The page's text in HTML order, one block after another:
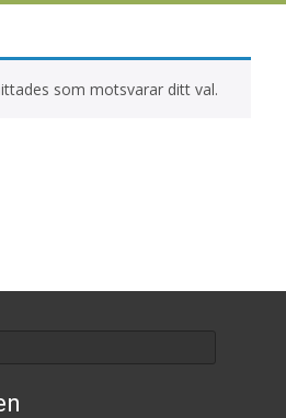
som motsvarar ditt val.